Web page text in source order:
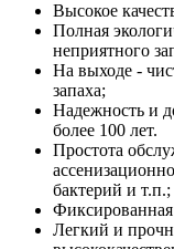
Высокое
Полная
неприятного
На выходе -
запаха;
Надежность и
более 100 лет.
Простота
бактерий и т.п.;
Легкий и